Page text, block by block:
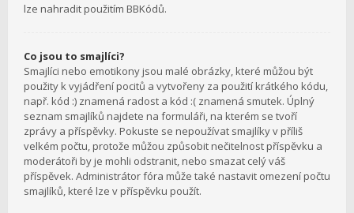
lze nahradit použitím BBKódů.
Co jsou to smajlíci?
Smajlíci nebo emotikony jsou malé obrázky, které můžou být
použity k vyjádření pocitů a vytvořeny za použití krátkého kódu,
např. kód :) znamená radost a kód :( znamená smutek. Úplný
seznam smajlíků najdete na formuláři, na kterém se tvoří
zprávy a příspěvky. Pokuste se nepoužívat smajlíky v příliš
velkém počtu, protože můžou způsobit nečitelnost příspěvku a
moderátoři by je mohli odstranit, nebo smazat celý váš
příspěvek. Administrátor fóra může také nastavit omezení počtu
smajlíků, které lze v příspěvku použít.